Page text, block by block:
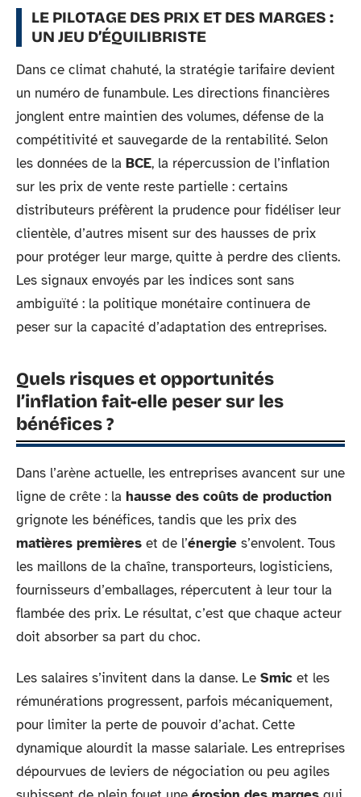
LE PILOTAGE DES PRIX ET DES MARGES :
UN JEU D’ÉQUILIBRISTE
Dans ce climat chahuté, la stratégie tarifaire devient
un numéro de funambule. Les directions financières
jonglent entre maintien des volumes, défense de la
compétitivité et sauvegarde de la rentabilité. Selon
les données de la BCE, la répercussion de l’inflation
sur les prix de vente reste partielle : certains
distributeurs préfèrent la prudence pour fidéliser leur
clientèle, d’autres misent sur des hausses de prix
pour protéger leur marge, quitte à perdre des clients.
Les signaux envoyés par les indices sont sans
ambiguïté : la politique monétaire continuera de
peser sur la capacité d’adaptation des entreprises.
Quels risques et opportunités
l’inflation fait-elle peser sur les
bénéfices ?
Dans l’arène actuelle, les entreprises avancent sur une
ligne de crête : la hausse des coûts de production
grignote les bénéfices, tandis que les prix des
matières premières et de l’énergie s’envolent. Tous
les maillons de la chaîne, transporteurs, logisticiens,
fournisseurs d’emballages, répercutent à leur tour la
flambée des prix. Le résultat, c’est que chaque acteur
doit absorber sa part du choc.
Les salaires s’invitent dans la danse. Le Smic et les
rémunérations progressent, parfois mécaniquement,
pour limiter la perte de pouvoir d’achat. Cette
dynamique alourdit la masse salariale. Les entreprises
dépourvues de leviers de négociation ou peu agiles